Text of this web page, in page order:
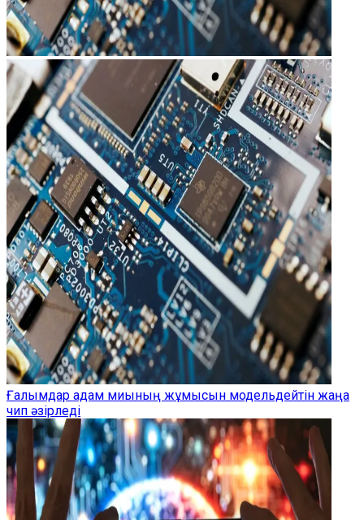
Ғалымдар адам миының жұмысын модельдейтін жаңа
чип әзірледі